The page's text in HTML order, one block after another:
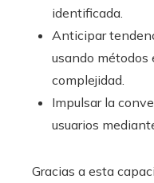
identificada.
Anticipar
usando
complejidad.
Impulsar la
usuarios
Gracias a esta